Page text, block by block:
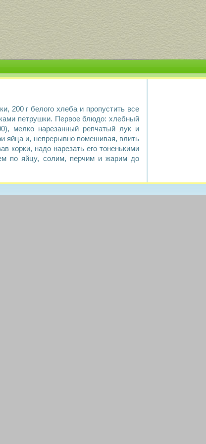
200 г белого хлеба и пропустить все
петрушки. Первое блюдо: хлебный
мелко нарезанный репчатый лук и
яйца и, непрерывно помешивая, влить
корки, надо нарезать его тоненькими
по яйцу, солим, перчим и жарим до